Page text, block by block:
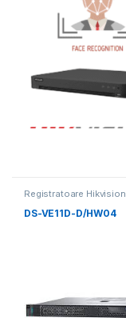
Registratoare Hikvision
DS-VE11D-D/HW04